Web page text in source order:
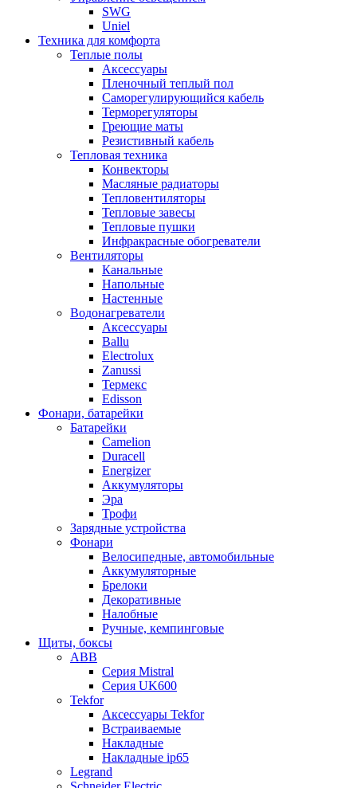
SWG
Uniel
Техника для комфорта
Теплые полы
Аксессуары
Пленочный теплый пол
Саморегулирующийся кабель
Терморегуляторы
Греющие маты
Резистивный кабель
Тепловая техника
Конвекторы
Масляные радиаторы
Тепловентиляторы
Тепловые завесы
Тепловые пушки
Инфракрасные обогреватели
Вентиляторы
Канальные
Напольные
Настенные
Водонагреватели
Аксессуары
Ballu
Electrolux
Zanussi
Термекс
Edisson
Фонари, батарейки
Батарейки
Camelion
Duracell
Energizer
Аккумуляторы
Эра
Трофи
Зарядные устройства
Фонари
Велосипедные, автомобильные
Аккумуляторные
Брелоки
Декоративные
Налобные
Ручные, кемпинговые
Щиты, боксы
ABB
Серия Mistral
Серия UK600
Tekfor
Аксессуары Tekfor
Встраиваемые
Накладные
Накладные ip65
Legrand